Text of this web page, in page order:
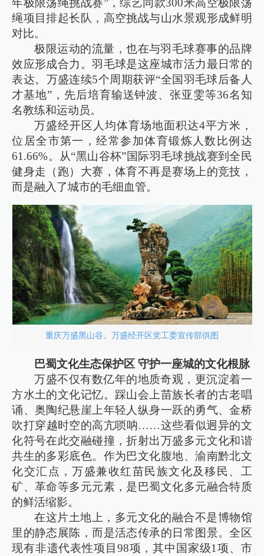
绳项目排起长队，高空挑战与山水景观形成鲜明
对比。
极限运动的流量，也在与羽毛球赛事的品牌
效应形成合力。羽毛球是这座城市活力最日常的
表达。万盛连续5个周期获评“全国羽毛球后备人
才基地”，先后培育输送钟波、张亚雯等36名知
名教练和运动员。
万盛经开区人均体育场地面积达4平方米，
位居全市第一，经常参加体育锻炼人数比例达
61.66%。从“黑山谷杯”国际羽毛球挑战赛到全民
健身走（跑）大赛，体育不再是赛场上的竞技，
而是融入了城市的毛细血管。
重庆万盛黑山谷。万盛经开区党工委宣传部供图
巴蜀文化生态保护区 守护一座城的文化根脉
万盛不仅有数亿年的地质奇观，更沉淀着一
方水土的文化记忆。踩山会上苗族长者的古老唱
诵、奥陶纪悬崖上年轻人纵身一跃的勇气、金桥
吹打穿越时空的高亢唢呐……这些看似迥异的文
化符号在此交融碰撞，折射出万盛多元文化和谐
共生的多彩底色。作为巴文化腹地、渝南黔北文
化交汇点，万盛兼收红苗民族文化及移民、工
矿、革命等多元元素，是巴蜀文化多元融合特质
的鲜活缩影。
在这片土地上，多元文化的融合不是博物馆
里的静态展陈，而是活态传承的日常图景。全区
现有非遗代表性项目98项，其中国家级1项、市